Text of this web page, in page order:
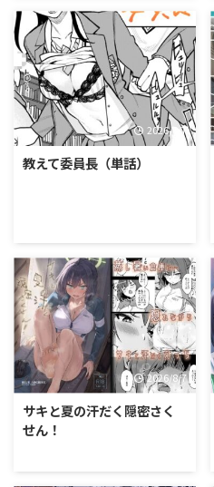
2026/8/7
教えて委員長（単話）
2026/8/7
サキと夏の汗だく隠密さく
せん！